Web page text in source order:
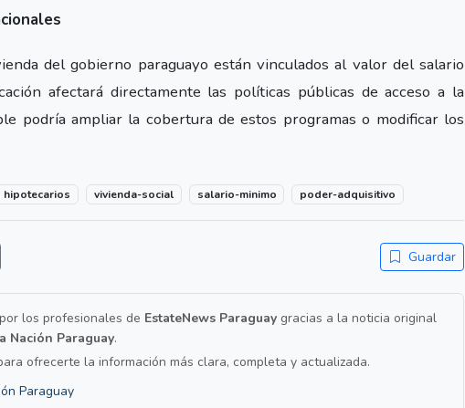
del gobierno paraguayo están vinculados al valor del salario
afectará directamente las políticas públicas de acceso a la
podría ampliar la cobertura de estos programas o modificar los
hipotecarios vivienda-social salario-minimo poder-adquisitivo
Guardar
los profesionales de EstateNews Paraguay gracias a la noticia original
Nación Paraguay.
ofrecerte la información más clara, completa y actualizada.
Paraguay